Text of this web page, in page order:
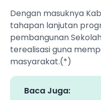
Dengan masuknya
tahapan lanjutan
pembangunan
terealisasi guna
masyarakat.(*)
Baca Juga: